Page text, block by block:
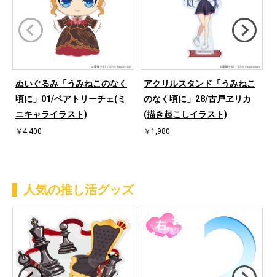
ぬいぐるみ「うみねこのなく
頃に」01/ベアトリーチェ(ミ
ニキャライラスト)
￥4,400
アクリルスタンド「うみねこ
のなく頃に」28/古戸ヱリカ
(描き起こしイラスト)
￥1,980
人気の推し活グッズ